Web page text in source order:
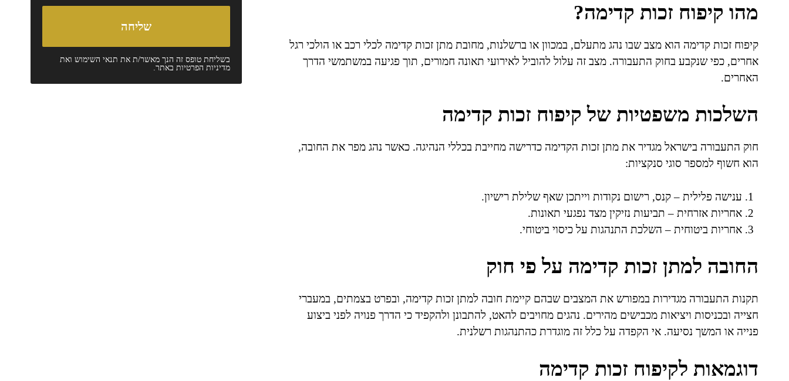
מהו קיפוח זכות קדימה?
קיפוח זכות קדימה הוא מצב שבו נהג מתעלם, במכוון או ברשלנות, מחובת מתן זכות קדימה לכלי רכב או הולכי רגל
אחרים, כפי שנקבע בחוק התעבורה. מצב זה עלול להוביל לאירועי תאונה חמורים, תוך פגיעה במשתמשי הדרך
האחרים.
השלכות משפטיות של קיפוח זכות קדימה
חוק התעבורה בישראל מגדיר את מתן זכות הקדימה כדרישה מחייבת בכללי הנהיגה. כאשר נהג מפר את החובה,
הוא חשוף למספר סוגי סנקציות:
ענישה פלילית – קנס, רישום נקודות וייתכן שאף שלילת רישיון.
אחריות אזרחית – תביעות נזיקין מצד נפגעי תאונות.
אחריות ביטוחית – השלכת התנהגות על כיסוי ביטוחי.
החובה למתן זכות קדימה על פי חוק
תקנות התעבורה מגדירות במפורש את המצבים שבהם קיימת חובה למתן זכות קדימה, ובפרט בצמתים, במעברי
חצייה ובכניסות ויציאות מכבישים מהירים. נהגים מחויבים להאט, להתבונן ולהקפיד כי הדרך פנויה לפני ביצוע
פנייה או המשך נסיעה. אי הקפדה על כלל זה מוגדרת כהתנהגות רשלנית.
דוגמאות לקיפוח זכות קדימה
בשליחת טופס זה הנך מאשר/ת את תנאי השימושואת
מדיניות הפרטיותבאתר.